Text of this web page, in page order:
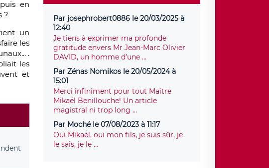
en
?
un
les
.
les
et
Par josephrobert0886 le 20/03/2025 à
12:40
Je tiens à exprimer ma profonde
gratitude envers Mr Jean-Marc Olivier
DAVID, un homme d’une ...
Par Zénas Nomikos le 20/05/2024 à
15:01
Merci infiniment pour tout Maître
Mikaël Benillouche! Un article
magistral ni trop long ...
Par Moché le 07/08/2023 à 11:17
Oui Mikaël, oui mon fils, je suis sûr, je
le sais, je le ...